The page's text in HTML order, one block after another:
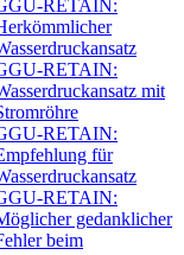
RETAIN:
RETAIN:
mit
RETAIN:
für
RETAIN:
gedanklicher
beim